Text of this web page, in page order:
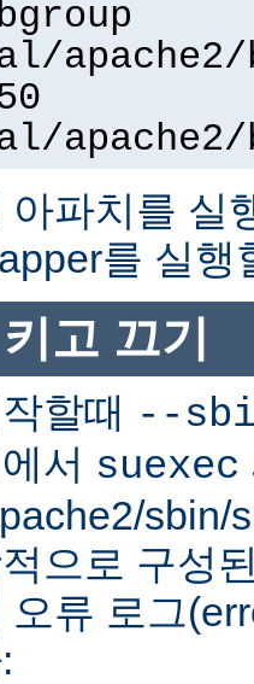
apache2/
apache2/
아파치를 실
를 실행
고 끄기
할때 --
서 suexec
sbin/
으로 구성
오류 로그